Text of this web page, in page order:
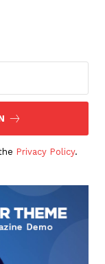
Privacy Policy.